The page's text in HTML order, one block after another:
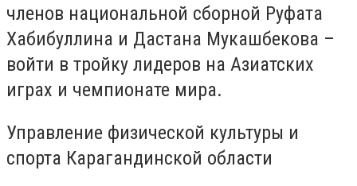
членов национальной сборной Руфата
Хабибуллина и Дастана Мукашбекова –
войти в тройку лидеров на Азиатских
играх и чемпионате мира.
Управление физической культуры и
спорта Карагандинской области